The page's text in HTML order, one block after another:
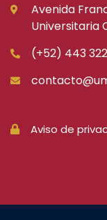
Avenida
Universitaria
(+52) 443
Aviso de